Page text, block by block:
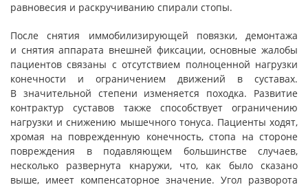
равновесия и раскручиванию спирали стопы.
После снятия иммобилизирующей повязки, демонтажа
и снятия аппарата внешней фиксации, основные жалобы
пациентов связаны с отсутствием полноценной нагрузки
конечности и ограничением движений в суставах.
В значительной степени изменяется походка. Развитие
контрактур суставов также способствует ограничению
нагрузки и снижению мышечного тонуса. Пациенты ходят,
хромая на поврежденную конечность, стопа на стороне
повреждения в подавляющем большинстве случаев,
несколько развернута кнаружи, что, как было сказано
выше, имеет компенсаторное значение. Угол разворота